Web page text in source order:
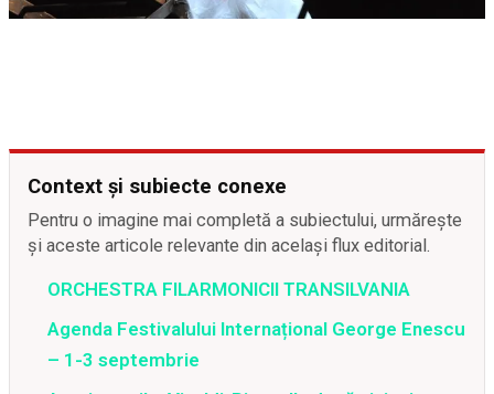
Context și subiecte conexe
Pentru o imagine mai completă a subiectului, urmărește
și aceste articole relevante din același flux editorial.
ORCHESTRA FILARMONICII TRANSILVANIA
Agenda Festivalului Internațional George Enescu
– 1-3 septembrie